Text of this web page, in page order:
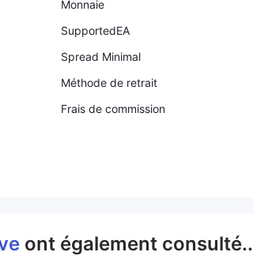
Monnaie
SupportedEA
Spread Minimal
Méthode de retrait
Frais de commission
ont également consulté..